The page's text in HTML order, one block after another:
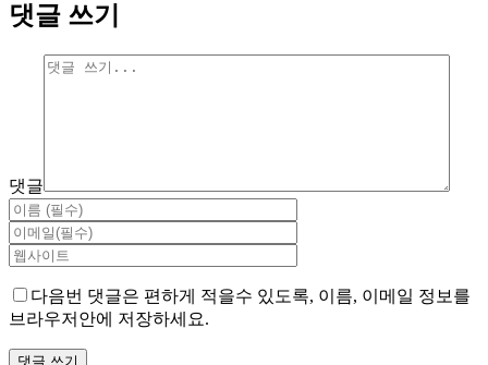
댓글 쓰기
댓글
다음번 댓글은 편하게 적을수 있도록, 이름, 이메일 정보를
브라우저안에 저장하세요.